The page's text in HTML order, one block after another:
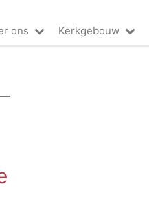
ons Kerkgebouw